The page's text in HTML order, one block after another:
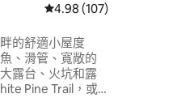
滿分 5 分）
從 107 則評價中獲得
4.98 (107)
的舒適小屋度
、滑管、寬敞的
露台、火坑和露
Pine Trail，或